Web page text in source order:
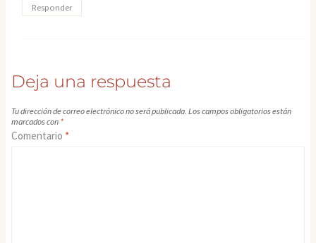
Responder
Deja una respuesta
Tu dirección de correo electrónico no será publicada. Los campos obligatorios están
marcados con *
Comentario *